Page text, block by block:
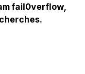
fail0verflow,